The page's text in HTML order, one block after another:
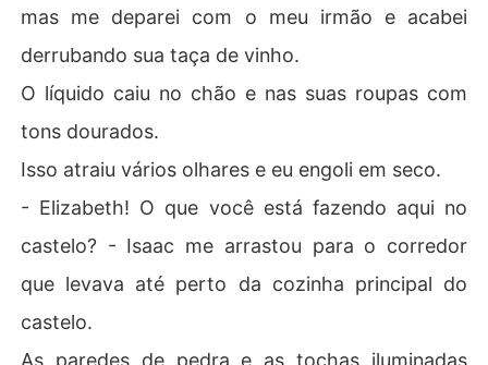
mas me deparei com o meu irmão e acabei
derrubando sua taça de vinho.
O líquido caiu no chão e nas suas roupas com
tons dourados.
Isso atraiu vários olhares e eu engoli em seco.
- Elizabeth! O que você está fazendo aqui no
castelo? - Isaac me arrastou para o corredor
que levava até perto da cozinha principal do
castelo.
As paredes de pedra e as tochas iluminadas